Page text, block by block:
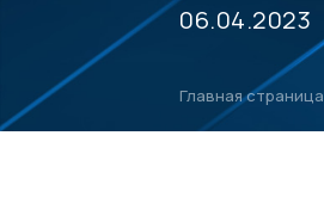
06.04.2023
Главная страница